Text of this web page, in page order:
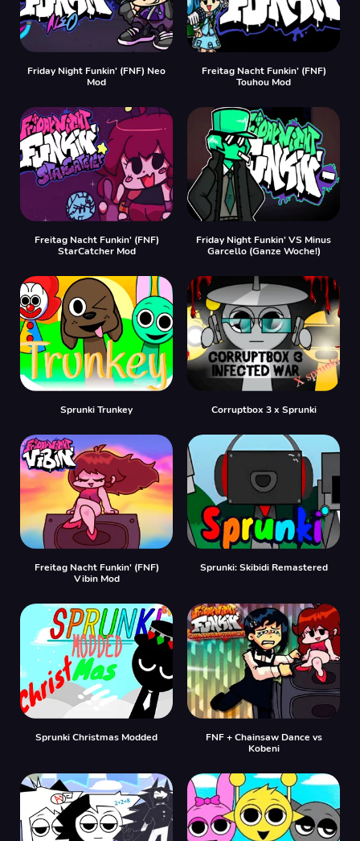
Friday Night Funkin' (FNF) Neo
Mod
Freitag Nacht Funkin' (FNF)
Touhou Mod
Freitag Nacht Funkin' (FNF)
StarCatcher Mod
Friday Night Funkin' VS Minus
Garcello (Ganze Woche!)
Sprunki Trunkey Corruptbox 3 x Sprunki
Freitag Nacht Funkin' (FNF)
Vibin Mod
Sprunki: Skibidi Remastered
Sprunki Christmas Modded
FNF + Chainsaw Dance vs
Kobeni